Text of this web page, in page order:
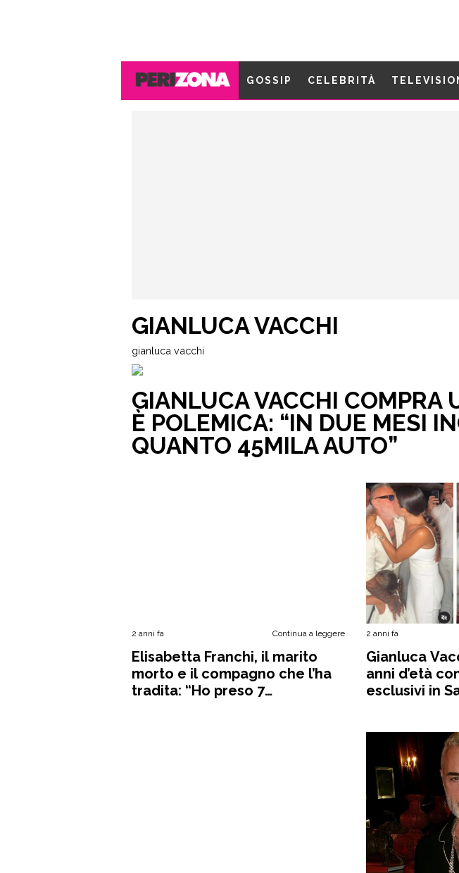
GOSSIP CELEBRITÀ
GIANLUCA VACCHI
gianluca vacchi
GIANLUCA VACCHI COMPRA
È POLEMICA: “IN DUE MESI
QUANTO 45MILA AUTO”
2 anni fa Continua a leggere
Elisabetta Franchi, il marito
morto e il compagno che l’ha
tradita: “Ho preso 7
2 anni fa
Gianluca
anni d’età
esclusivi in